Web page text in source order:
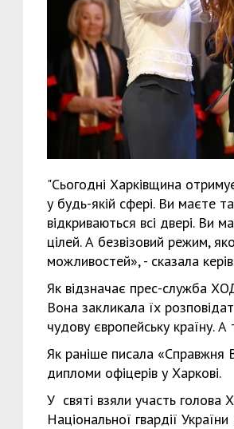
"Сьогодні Харківщина
у будь-якій сфері. Ви маєте
відкриваються всі двері. Ви
цілей. А безвізовий режим,
можливостей», - сказала
Як відзначає прес-служба
Вона закликала їх
чудову європейську країну.
Як раніше писала «Справжня
дипломи офіцерів у Харкові.
У святі взяли участь
Національної гвардії